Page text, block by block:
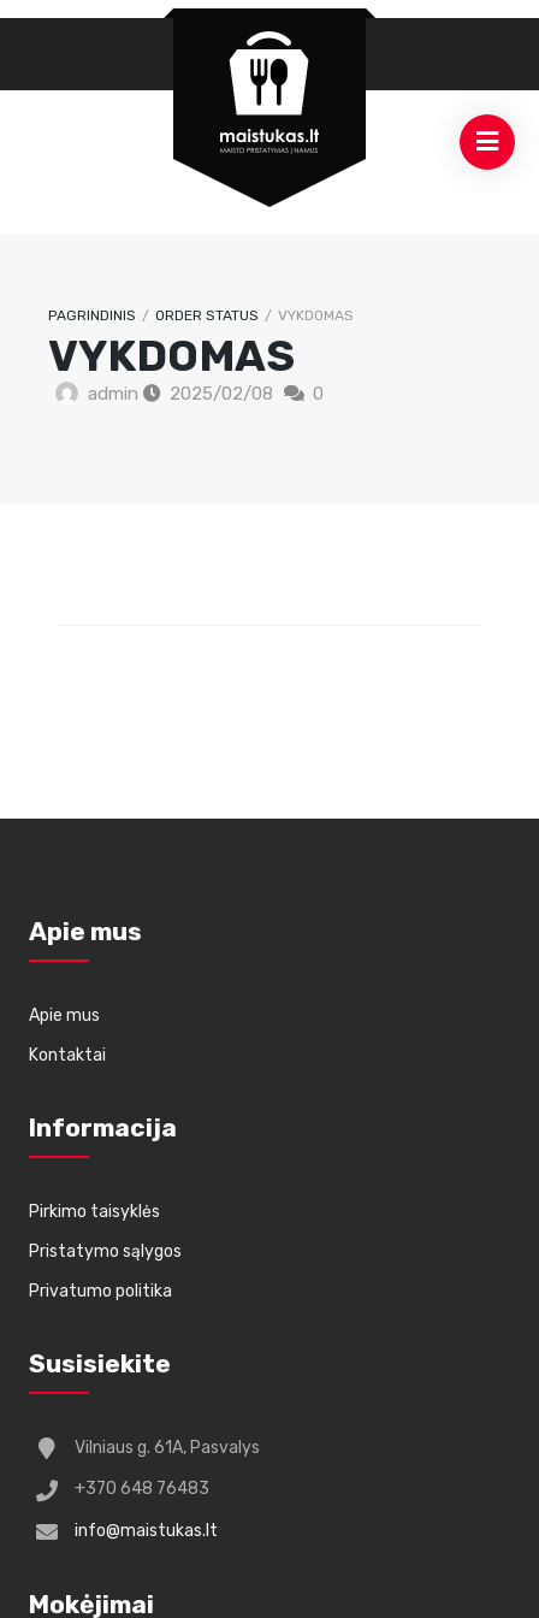
PAGRINDINIS / ORDER STATUS / VYKDOMAS
VYKDOMAS
admin 2025/02/08 0
Apie mus
Apie mus
Kontaktai
Informacija
Pirkimo taisyklės
Pristatymo sąlygos
Privatumo politika
Susisiekite
Vilniaus g. 61A, Pasvalys
+370 648 76483
info@maistukas.lt
Mokėjimai